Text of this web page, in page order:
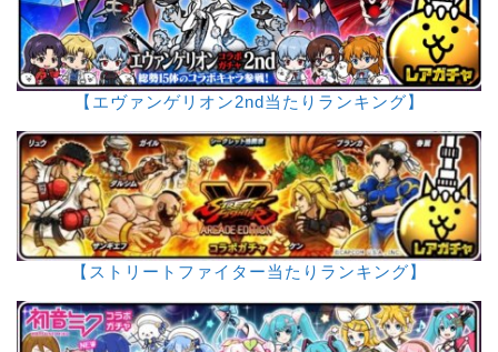
【エヴァンゲリオン2nd当たりランキング】
【ストリートファイター当たりランキング】